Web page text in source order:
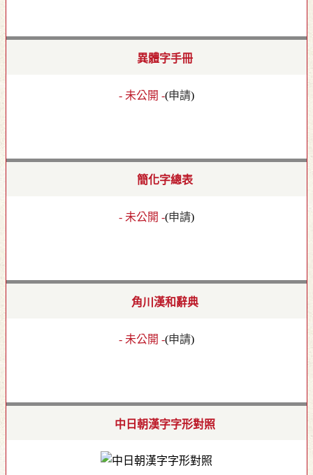
異體字手冊
- 未公開 -(申請)
簡化字總表
- 未公開 -(申請)
角川漢和辭典
- 未公開 -(申請)
中日朝漢字字形對照